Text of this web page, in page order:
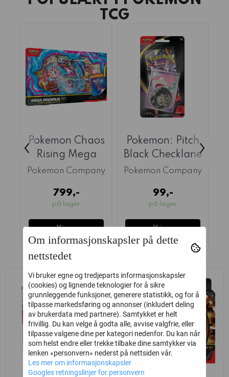
TCG
Pokemon Chaos
Rising Mega
Greninja EX
Pokemon Company
799,-
på lager
Kjøp
Pokemon: Pitch
Black Checklane
Slowpoke MAX
Pokemon Company
99,-
på lager
Kjøp
‹ ›
Om informasjonskapsler på dette
nettstedet
Vi bruker egne og tredjeparts informasjonskapsler
(cookies) og lignende teknologier for å sikre
grunnleggende funksjoner, generere statistikk, og for å
tilpasse markedsføring og annonser (inkludert deling
av brukerdata med partnere). Samtykket er helt
frivillig. Du kan velge å godta alle, avvise valgfrie, eller
tilpasse valgene dine per kategori nedenfor. Du kan når
som helst endre eller trekke tilbake dine samtykker via
lenken «personvern» nederst på nettsiden vår.
Les mer om informasjonskapsler
Googles retningslinjer for personvern